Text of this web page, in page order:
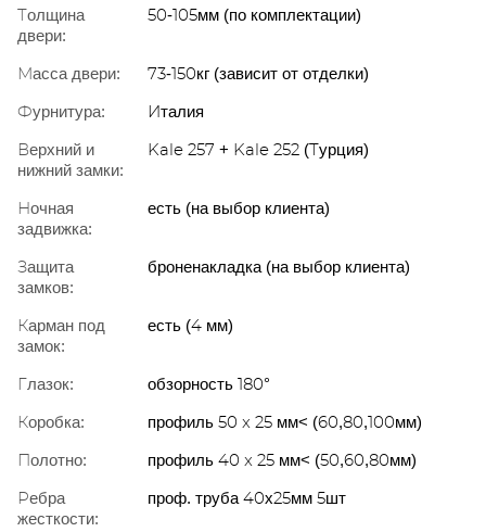
Толщина
двери:
50-105мм (по комплектации)
Масса двери:
73-150кг (зависит от отделки)
Фурнитура:
Италия
Верхний и
нижний замки:
Kale 257 + Kale 252 (Турция)
Ночная
задвижка:
есть (на выбор клиента)
Защита
замков:
броненакладка (на выбор клиента)
Карман под
замок:
есть (4 мм)
Глазок:
обзорность 180°
Коробка:
профиль 50 x 25 мм< (60,80,100мм)
Полотно:
профиль 40 x 25 мм< (50,60,80мм)
Ребра
жесткости:
проф. труба 40х25мм 5шт